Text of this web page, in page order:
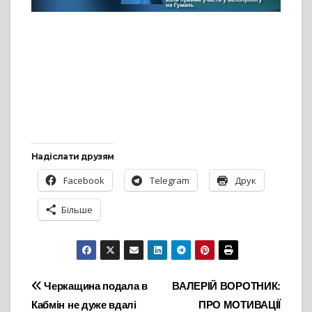
Надіслати друзям
Facebook Telegram Друк
Більше
Навігація
ВАЛЕРІЙ ВОРОТНИК:
ПРО МОТИВАЦІЇ
Черкащина подала в
Кабмін не дуже вдалі